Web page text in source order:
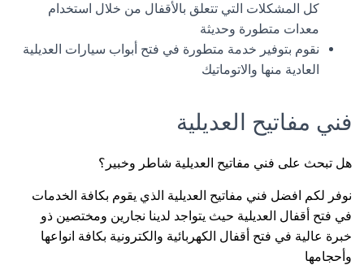
كل المشكلات التي تتعلق بالأقفال من خلال استخدام
معدات متطورة وحديثة
نقوم بتوفير خدمة متطورة في فتح أبواب سيارات العديلية
العادية منها والاتوماتيك
فني مفاتيح العديلية
هل تبحث على فني مفاتيح العديلية شاطر وخبير؟
نوفر لكم افضل فني مفاتيح العديلية الذي يقوم بكافة الخدمات
في فتح أقفال العديلية حيث يتواجد لدينا نجارين ومختصين ذو
خبرة عالية في فتح أقفال الكهربائية والكترونية بكافة انواعها
وأحجامها